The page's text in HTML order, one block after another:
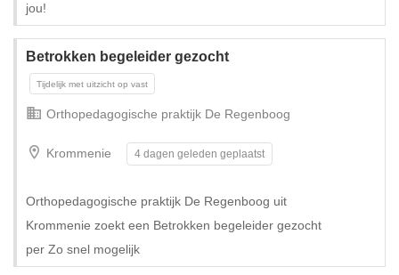
Tijdelijk met uitzicht op vast
jou!
Betrokken begeleider gezocht
Orthopedagogische praktijk De Regenboog
Krommenie 4 dagen geleden geplaatst
Orthopedagogische praktijk De Regenboog uit
Krommenie zoekt een Betrokken begeleider gezocht
per Zo snel mogelijk